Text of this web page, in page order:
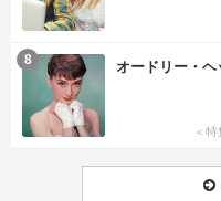
オードリー・ヘ
＜
8